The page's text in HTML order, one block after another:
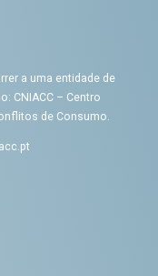
a uma entidade de
CNIACC – Centro
de Consumo.